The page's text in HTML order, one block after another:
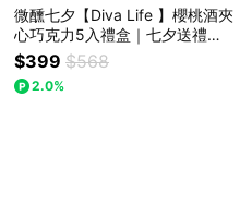
微醺七夕【Diva Life 】櫻桃酒夾
心巧克力5入禮盒｜七夕送禮、
微醺巧克力、快速出貨
$399 $568
2.0%